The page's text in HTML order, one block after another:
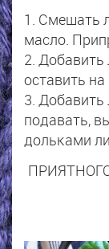
1. Смешать
масло.
2.
оставить
3. Добавить
подавать,
дольками